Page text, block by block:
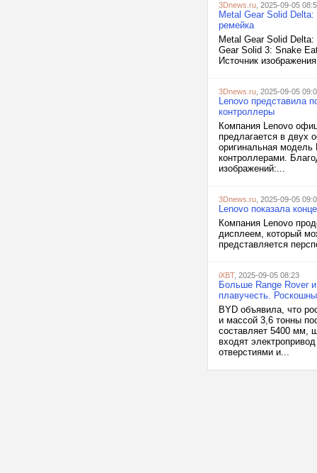
3Dnews.ru , 2025-09-05
Metal Gear Solid
ремейка
Metal Gear Solid Delta:
Gear Solid 3: Snake
Источник
3Dnews.ru , 2025-09-05
Lenovo представила
контроллеры
Компания Lenovo
предлагается в двух
оригинальная
контроллерами.
изображений:...
3Dnews.ru , 2025-09-05
Lenovo показала
Компания Lenovo
дисплеем, который
представляется
iXBT, 2025-09-05 08:23
Больше Range Rover
плавучесть.
BYD объявила, что
и массой 3,6 тонны
составляет 5400
входят
отверстиями и...